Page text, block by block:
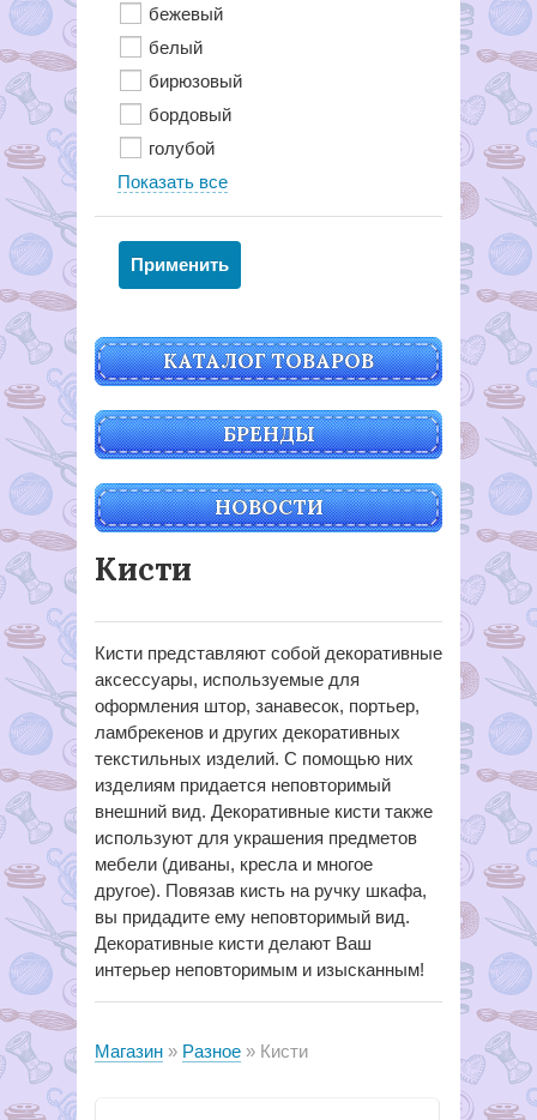
бежевый
белый
бирюзовый
бордовый
голубой
Показать все
КАТАЛОГ ТОВАРОВ
БРЕНДЫ
НОВОСТИ
Кисти
Кисти представляют собой декоративные
аксессуары, используемые для
оформления штор, занавесок, портьер,
ламбрекенов и других декоративных
текстильных изделий. С помощью них
изделиям придается неповторимый
внешний вид. Декоративные кисти также
используют для украшения предметов
мебели (диваны, кресла и многое
другое). Повязав кисть на ручку шкафа,
вы придадите ему неповторимый вид.
Декоративные кисти делают Ваш
интерьер неповторимым и изысканным!
Магазин Разное Кисти